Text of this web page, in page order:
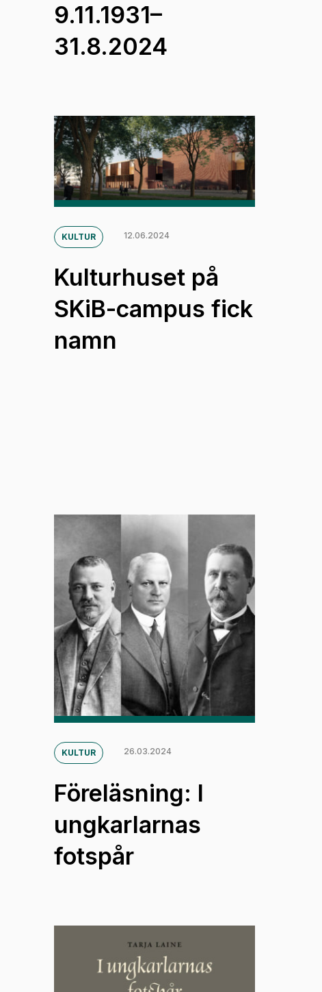
9.11.1931–
31.8.2024
KULTUR 12.06.2024
Kulturhuset på
SKiB-campus fick
namn
KULTUR 26.03.2024
Föreläsning: I
ungkarlarnas
fotspår